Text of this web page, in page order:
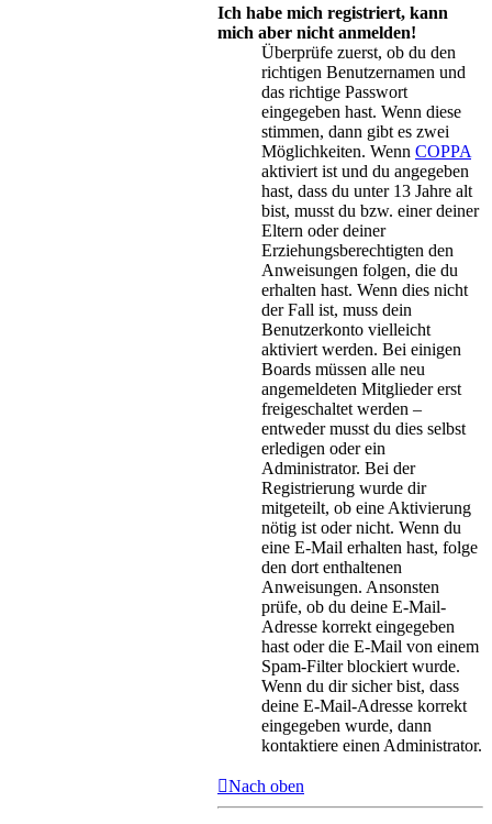
Ich habe mich registriert, kann
mich aber nicht anmelden!
Überprüfe zuerst, ob du den
richtigen Benutzernamen und
das richtige Passwort
eingegeben hast. Wenn diese
stimmen, dann gibt es zwei
Möglichkeiten. Wenn COPPA
aktiviert ist und du angegeben
hast, dass du unter 13 Jahre alt
bist, musst du bzw. einer deiner
Eltern oder deiner
Erziehungsberechtigten den
Anweisungen folgen, die du
erhalten hast. Wenn dies nicht
der Fall ist, muss dein
Benutzerkonto vielleicht
aktiviert werden. Bei einigen
Boards müssen alle neu
angemeldeten Mitglieder erst
freigeschaltet werden –
entweder musst du dies selbst
erledigen oder ein
Administrator. Bei der
Registrierung wurde dir
mitgeteilt, ob eine Aktivierung
nötig ist oder nicht. Wenn du
eine E-Mail erhalten hast, folge
den dort enthaltenen
Anweisungen. Ansonsten
prüfe, ob du deine E-Mail-
Adresse korrekt eingegeben
hast oder die E-Mail von einem
Spam-Filter blockiert wurde.
Wenn du dir sicher bist, dass
deine E-Mail-Adresse korrekt
eingegeben wurde, dann
kontaktiere einen Administrator.
Nach oben